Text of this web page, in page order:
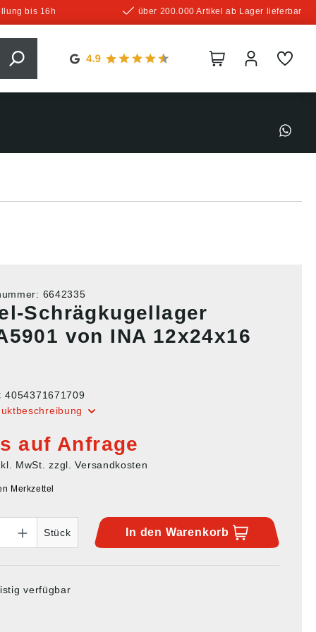
bis 16h über 200.000 Artikel ab Lager lieferbar
6642335
Schrägkugellager
von INA 12x24x16
4054371671709
auf Anfrage
MwSt. zzgl. Versandkosten
Merkzettel
Stück
In den Warenkorb
verfügbar